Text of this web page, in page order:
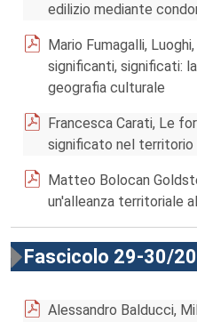
edilizio mediante
Mario Fumagalli,
significanti, significati:
geografia culturale
Francesca Carati, Le
significato nel
Matteo Bolocan
un'alleanza territoriale
Fascicolo 29-30/
Alessandro Balducci,